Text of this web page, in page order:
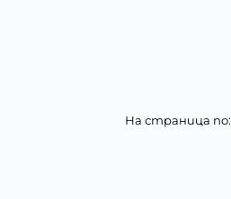
На страница по: